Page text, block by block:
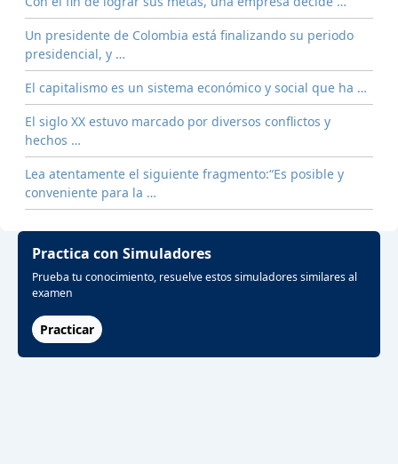
Un presidente de Colombia está finalizando su periodo
presidencial, y …
El capitalismo es un sistema económico y social que ha …
El siglo XX estuvo marcado por diversos conflictos y
hechos …
Lea atentamente el siguiente fragmento:“Es posible y
conveniente para la …
Practica con Simuladores
Prueba tu conocimiento, resuelve estos simuladores similares al
examen
Practicar